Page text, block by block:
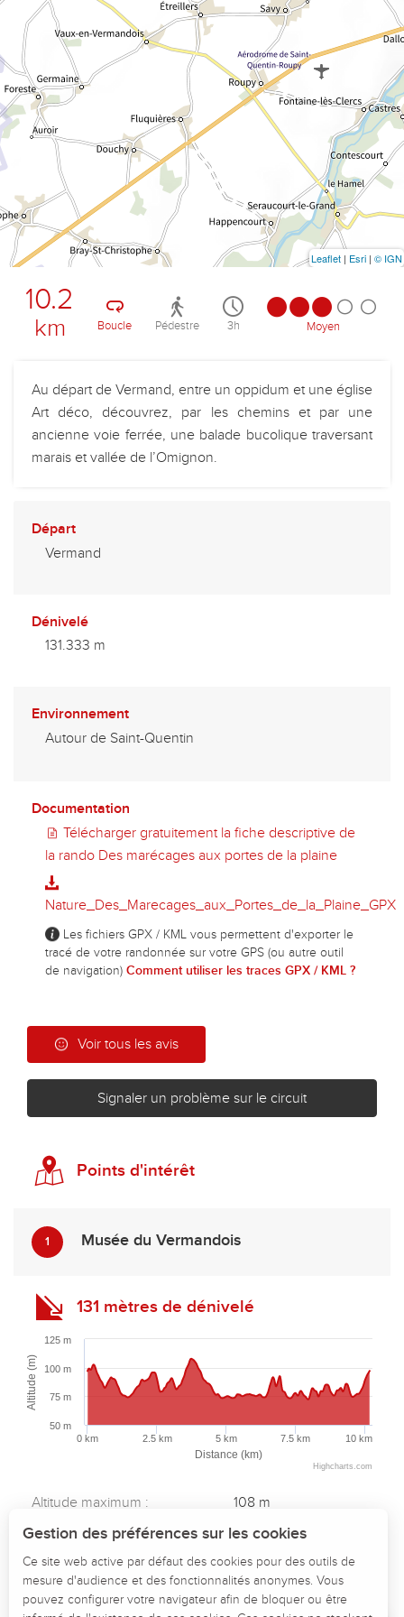
Dénivelé
10.2
km Boucle Pédestre 3h Moyen
Au départ de Vermand, entre un oppidum et une église
Art déco, découvrez, par les chemins et par une
ancienne voie ferrée, une balade bucolique traversant
marais et vallée de l’Omignon.
Départ
Vermand
Dénivelé
131.333 m
Environnement
Autour de Saint-Quentin
Documentation
Télécharger gratuitement la fiche descriptive de
la rando Des marécages aux portes de la plaine
Nature_Des_Marecages_aux_Portes_de_la_Plaine_GPX
Les fichiers GPX / KML vous permettent d'exporter le
tracé de votre randonnée sur votre GPS (ou autre outil
de navigation) Comment utiliser les traces GPX / KML ?
Voir tous les avis
Signaler un problème sur le circuit
Points d'intérêt
1 Musée du Vermandois
131 mètres de dénivelé
Distance (km)
Altitude (m)
0 km 2.5 km 5 km 7.5 km 10 km
50 m
75 m
100 m
125 m
Highcharts.com
Altitude maximum :
108 m
Altitude minimum :
Dénivelé total négatif :
-131 m
Dénivelé positif maximum :
24 m
Leaflet | Esri | © IGN
Gestion des préférences sur les cookies
Ce site web active par défaut des cookies pour des outils de
mesure d'audience et des fonctionnalités anonymes. Vous
pouvez configurer votre navigateur afin de bloquer ou être